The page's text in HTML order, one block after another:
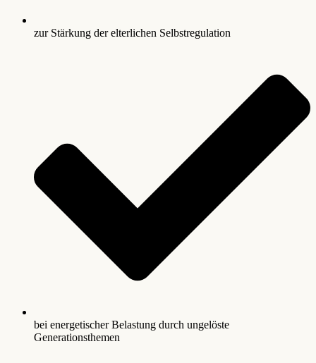
zur Stärkung der elterlichen Selbstregulation
bei energetischer Belastung durch ungelöste
Generationsthemen